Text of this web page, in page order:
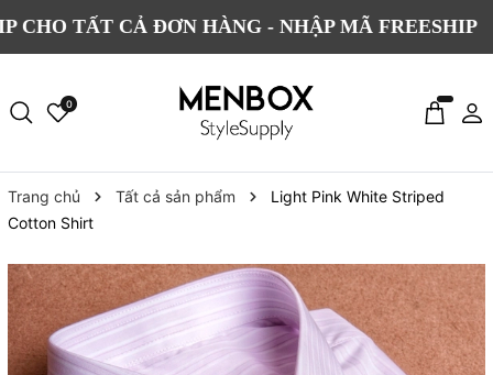
CẢ ĐƠN HÀNG - NHẬP MÃ FREESHIP
0
Trang chủ Tất cả sản phẩm
Light Pink White Striped
Cotton Shirt